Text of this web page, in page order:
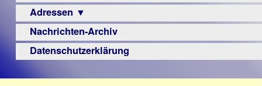
Urteile
Sehbehinderung
Frühförderung
Schule
–
Adressen ▼
Augenoptiker
Berufsbildungswerke
Nachrichten-Archiv
Datenschutzerklärung